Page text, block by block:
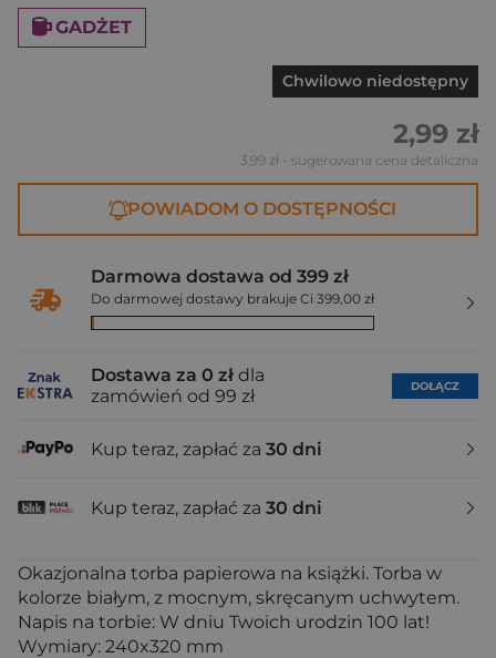
GADŻET
Chwilowo niedostępny
2,99 zł
3,99 zł - sugerowana cena detaliczna
POWIADOM O DOSTĘPNOŚCI
Darmowa dostawa od 399 zł
Do darmowej dostawy brakuje Ci 399,00 zł
Dostawa za 0 zł dla
zamówień od 99 zł
DOŁĄCZ
Kup teraz, zapłać za 30 dni
Kup teraz, zapłać za 30 dni
Okazjonalna torba papierowa na książki. Torba w
kolorze białym, z mocnym, skręcanym uchwytem.
Napis na torbie: W dniu Twoich urodzin 100 lat!
Wymiary: 240x320 mm